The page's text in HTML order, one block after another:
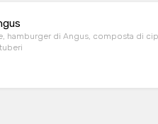
hamburger di Angus, composta di